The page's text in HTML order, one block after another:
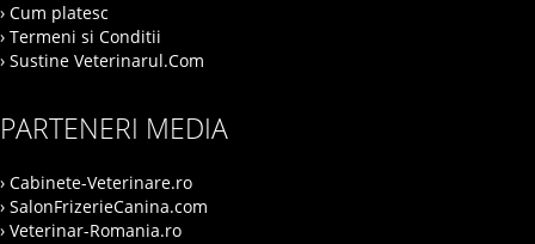
› Cum platesc
› Termeni si Conditii
› Sustine Veterinarul.Com
PARTENERI MEDIA
› Cabinete-Veterinare.ro
› SalonFrizerieCanina.com
› Veterinar-Romania.ro